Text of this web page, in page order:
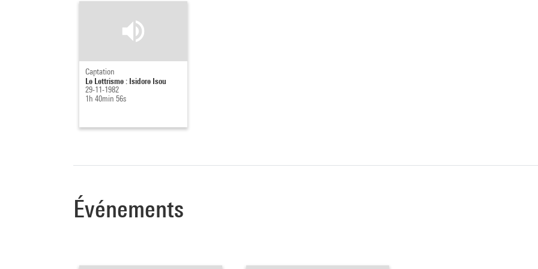
Captation
Le Lettrisme : Isidore Isou
29-11-1982
1h 40min 56s
Événements